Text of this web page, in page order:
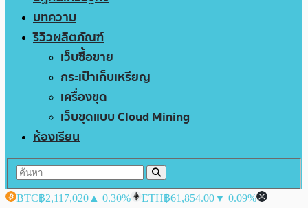
บทความ
รีวิวผลิตภัณฑ์
เว็บซื้อขาย
กระเป๋าเก็บเหรียญ
เครื่องขุด
เว็บขุดแบบ Cloud Mining
ห้องเรียน
BTC฿2,117,020 ▲ 0.30% ETH฿61,854.00▼ 0.09%